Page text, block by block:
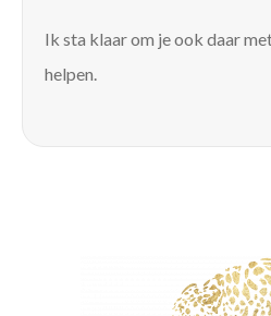
Ik sta klaar om je ook daar
helpen.